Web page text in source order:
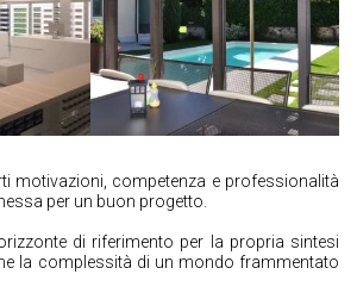
motivazioni, competenza e professionalità
per un buon progetto.
di riferimento per la propria sintesi
la complessità di un mondo frammentato